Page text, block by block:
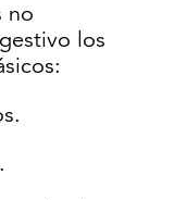
no
los